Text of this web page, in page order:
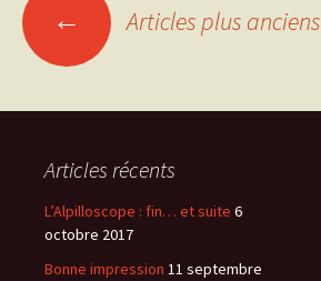
Navigation
des
articles
← Articles plus anciens
Articles récents
L’Alpilloscope : fin… et suite 6
octobre 2017
Bonne impression 11 septembre